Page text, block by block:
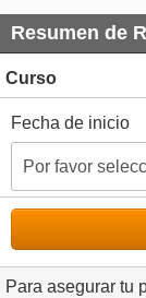
Resumen de
Curso
Fecha de inicio
Para asegurar tu